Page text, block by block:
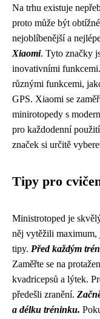
Na trhu existuje
proto může být
nejoblíbenější a
Xiaomi. Tyto značky
inovativními
různými funkcemi,
GPS. Xiaomi se
minirotopedy s
pro každodenní
značek si určitě
Tipy pro
Ministrotoped je
něj vytěžili maximum,
tipy. Před každým
Zaměřte se na
kvadricepsů a lýtek.
předešli zranění.
a délku tréninku.